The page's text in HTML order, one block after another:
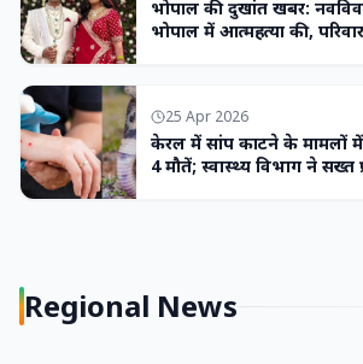
भोपाल की दुखांत खबर:
भोपाल में आत्महत्या की,
25 Apr 2026
केरल में सांप काटने के मामलों
4 मौतें; स्वास्थ्य विभाग ने सख्त
Regional News